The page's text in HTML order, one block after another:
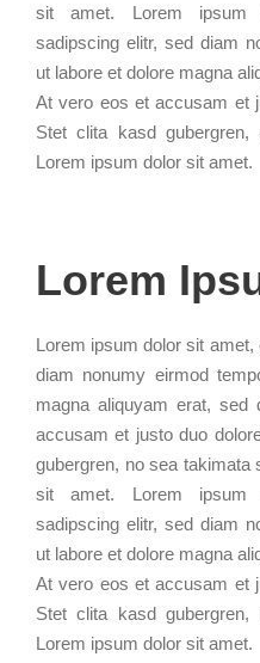
sit amet. Lorem ipsum
sadipscing elitr, sed diam
ut labore et dolore magna
At vero eos et accusam et
Stet clita kasd
Lorem ipsum dolor sit amet.
Lorem
Lorem ipsum dolor sit
diam nonumy eirmod
magna aliquyam erat, sed
accusam et justo duo
gubergren, no sea
sit amet. Lorem ipsum
sadipscing elitr, sed diam
ut labore et dolore magna
At vero eos et accusam et
Stet clita kasd
Lorem ipsum dolor sit amet.